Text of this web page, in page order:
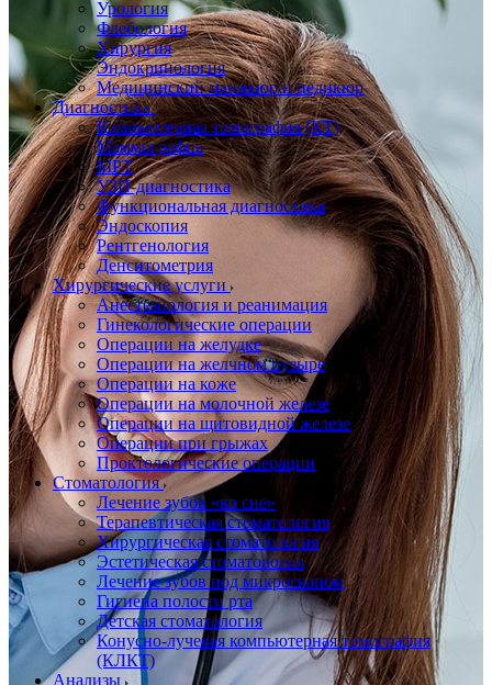
Урология
Флебология
Хирургия
Эндокринология
Медицинский маникюр и педикюр
Диагностика
Компьютерная томография (КТ)
Маммография
МРТ
УЗИ-диагностика
Функциональная диагностика
Эндоскопия
Рентгенология
Денситометрия
Хирургические услуги
Анестезиология и реанимация
Гинекологические операции
Операции на желудке
Операции на желчном пузыре
Операции на коже
Операции на молочной железе
Операции на щитовидной железе
Операции при грыжах
Проктологические операции
Стоматология
Лечение зубов «во сне»
Терапевтическая стоматология
Хирургическая стоматология
Эстетическая стоматология
Лечение зубов под микроскопом
Гигиена полости рта
Детская стоматология
Конусно-лучевая компьютерная томография
(КЛКТ)
Анализы